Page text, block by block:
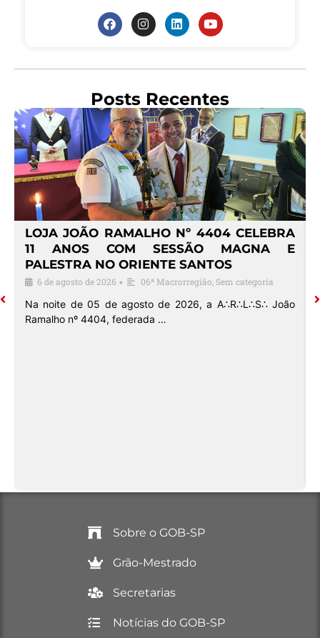
Posts Recentes
LOJA JOÃO RAMALHO Nº 4404 CELEBRA
11 ANOS COM SESSÃO MAGNA E
PALESTRA NO ORIENTE SANTOS
6 de agosto de 2026 • 06ª Macrorregião Sem categoria
Na noite de 05 de agosto de 2026, a A∴R∴L∴S∴ João
Ramalho nº 4404, federada …
Sobre o GOB-SP
Grão-Mestrado
Secretarias
Notícias do GOB-SP